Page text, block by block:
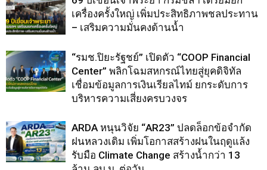
เครื่องครั้งใหญ่ เพิ่มประสิทธิภาพชลประทาน
– เสริมความมั่นคงด้านน้ำ
“รมช.ปิยะรัฐชย์” เปิดตัว “COOP Financial
Center” พลิกโฉมสหกรณ์ไทยสู่ยุคดิจิทัล
เชื่อมข้อมูลการเงินเรียลไทม์ ยกระดับการ
บริหารความเสี่ยงครบวงจร
ARDA หนุนวิจัย “AR23” ปลดล็อกข้อจำกัด
ฝนหลวงเดิม เพิ่มโอกาสสร้างฝนในฤดูแล้ง
รับมือ Climate Change สร้างน้ำกว่า 13